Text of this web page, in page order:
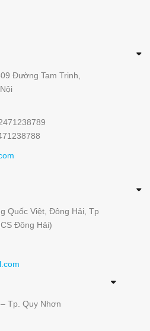
Đường Tam Trinh,
Quốc Việt, Đông Hải, Tp
Đông Hải)
Tp. Quy Nhơn